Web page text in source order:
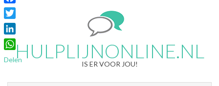
HULPLIJNONLINE.NL
IS ER VOOR JOU!
Facebook
Twitter
LinkedIn
WhatsApp
Delen